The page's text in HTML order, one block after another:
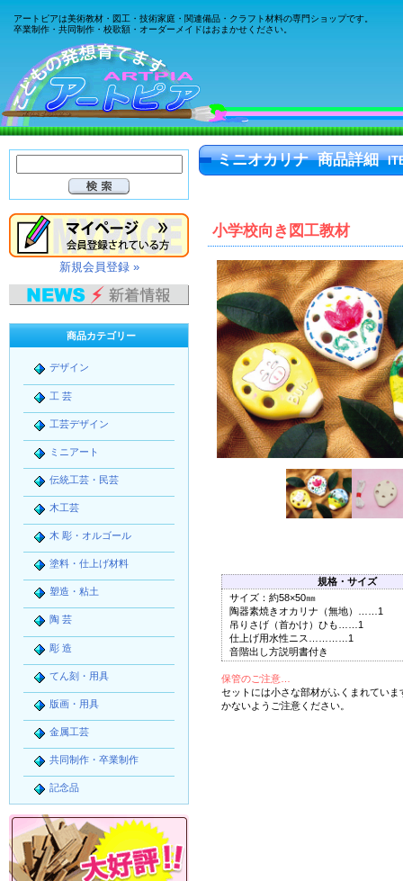
アートピアは美術教材・図工・技術家庭・関連備品・クラフト材料の専門ショップです。
卒業制作・共同制作・校歌額・オーダーメイドはおまかせください。
ミニオカリナ 商品詳細
小学校向き図工教材
規格・サイズ
サイズ：約58×50㎜
陶器素焼きオカリナ（無地）……1
吊りさげ（首かけ）ひも……1
仕上げ用水性ニス…………1
音階出し方説明書付き
保管のご注意…
セットには小さな部材がふくまれていま
かないようご注意ください。
新規会員登録 »
商品カテゴリー
デザイン
工 芸
工芸デザイン
ミニアート
伝統工芸・民芸
木工芸
木 彫・オルゴール
塗料・仕上げ材料
塑造・粘土
陶 芸
彫 造
てん刻・用具
版画・用具
金属工芸
共同制作・卒業制作
記念品